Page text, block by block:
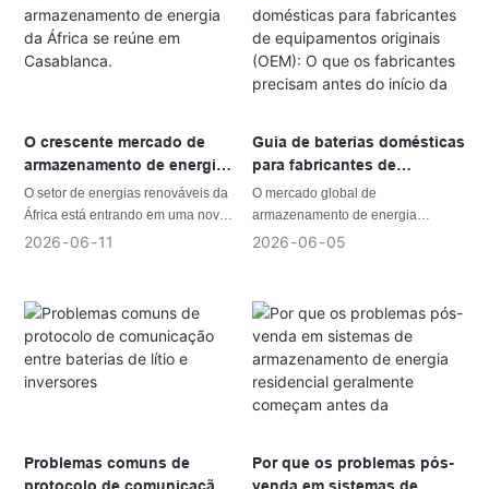
manutenção a longo prazo
influenciam o desempenho do
sistema.
fabricantes, integradores de
sistemas e desenvolvedores de
projetos devem ter em mente ao
projetar sistemas de
residencial para ambientes de rede
custo da eletricidade e frequentes
interrupções no fornecimento de
energia. Para fabricantes,
distribuidores, instaladores e
fornecedores de soluções
tendências é essencial para
aproveitar as oportunidades
futuras.
cumprimentos e sincero
agradecimento pela sua contínua
confiança e apoio.
aumento da demanda por
eletricidade confiável estão criando
novas oportunidades para soluções
de armazenamento de energia em
todo o continente.
O crescente mercado de
armazenamento de energia
da África se reúne em
Casablanca.
O setor de energias renováveis ​​da
África está entrando em uma nova
fase de desenvolvimento. Em todo
projetos de eletrificação e
infraestrutura energética está
impulsionando a demanda por
soluções confiáveis ​​de
armazenamento de energia.
energética e estabilidade no
fornecimento de energia, o
2026 06 11
Guia de baterias domésticas
para fabricantes de
equipamentos originais
(OEM): O que os fabricantes
precisam antes do início da
O mercado global de
armazenamento de energia
residencial continua a crescer,
atacadistas e empresas de energia
que desejam lançar seus próprios
produtos de marca.
2026 06 05
Problemas comuns de
Por que os problemas pós-